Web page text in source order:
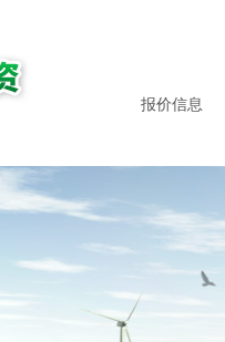
报价信息